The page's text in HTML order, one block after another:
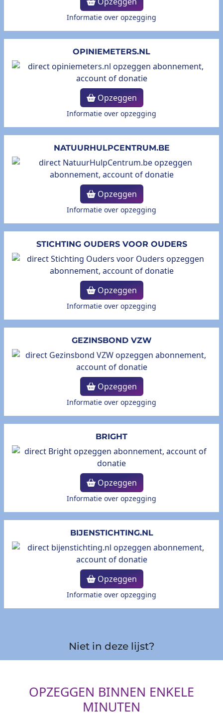
Informatie over opzegging
OPINIEMETERS.NL
Opzeggen
Informatie over opzegging
NATUURHULPCENTRUM.BE
Opzeggen
Informatie over opzegging
STICHTING OUDERS VOOR OUDERS
Opzeggen
Informatie over opzegging
GEZINSBOND VZW
Opzeggen
Informatie over opzegging
BRIGHT
Opzeggen
Informatie over opzegging
BIJENSTICHTING.NL
Opzeggen
Informatie over opzegging
Niet in deze lijst?
OPZEGGEN BINNEN ENKELE
MINUTEN